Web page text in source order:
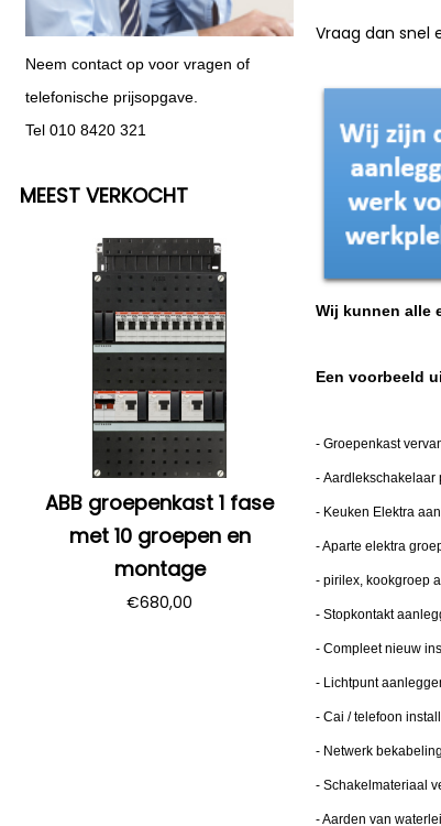
Neem contact op voor vragen of
telefonische prijsopgave.
Tel 010 8420 321
MEEST VERKOCHT
ABB groepenkast 1 fase
met 10 groepen en
montage
€680,00
Vraag dan snel
Wij kunnen alle
Een voorbeeld
- Groepenkast
- Aardlekschakelaar
- Keuken Elektra
-Aparte elektra
- pirilex, kookgroep
- Stopkontakt
- Compleet nieuw
- Lichtpunt
- Cai / telefoon
- Netwerk bekabeling
- Schakelmateriaal
- Aarden van